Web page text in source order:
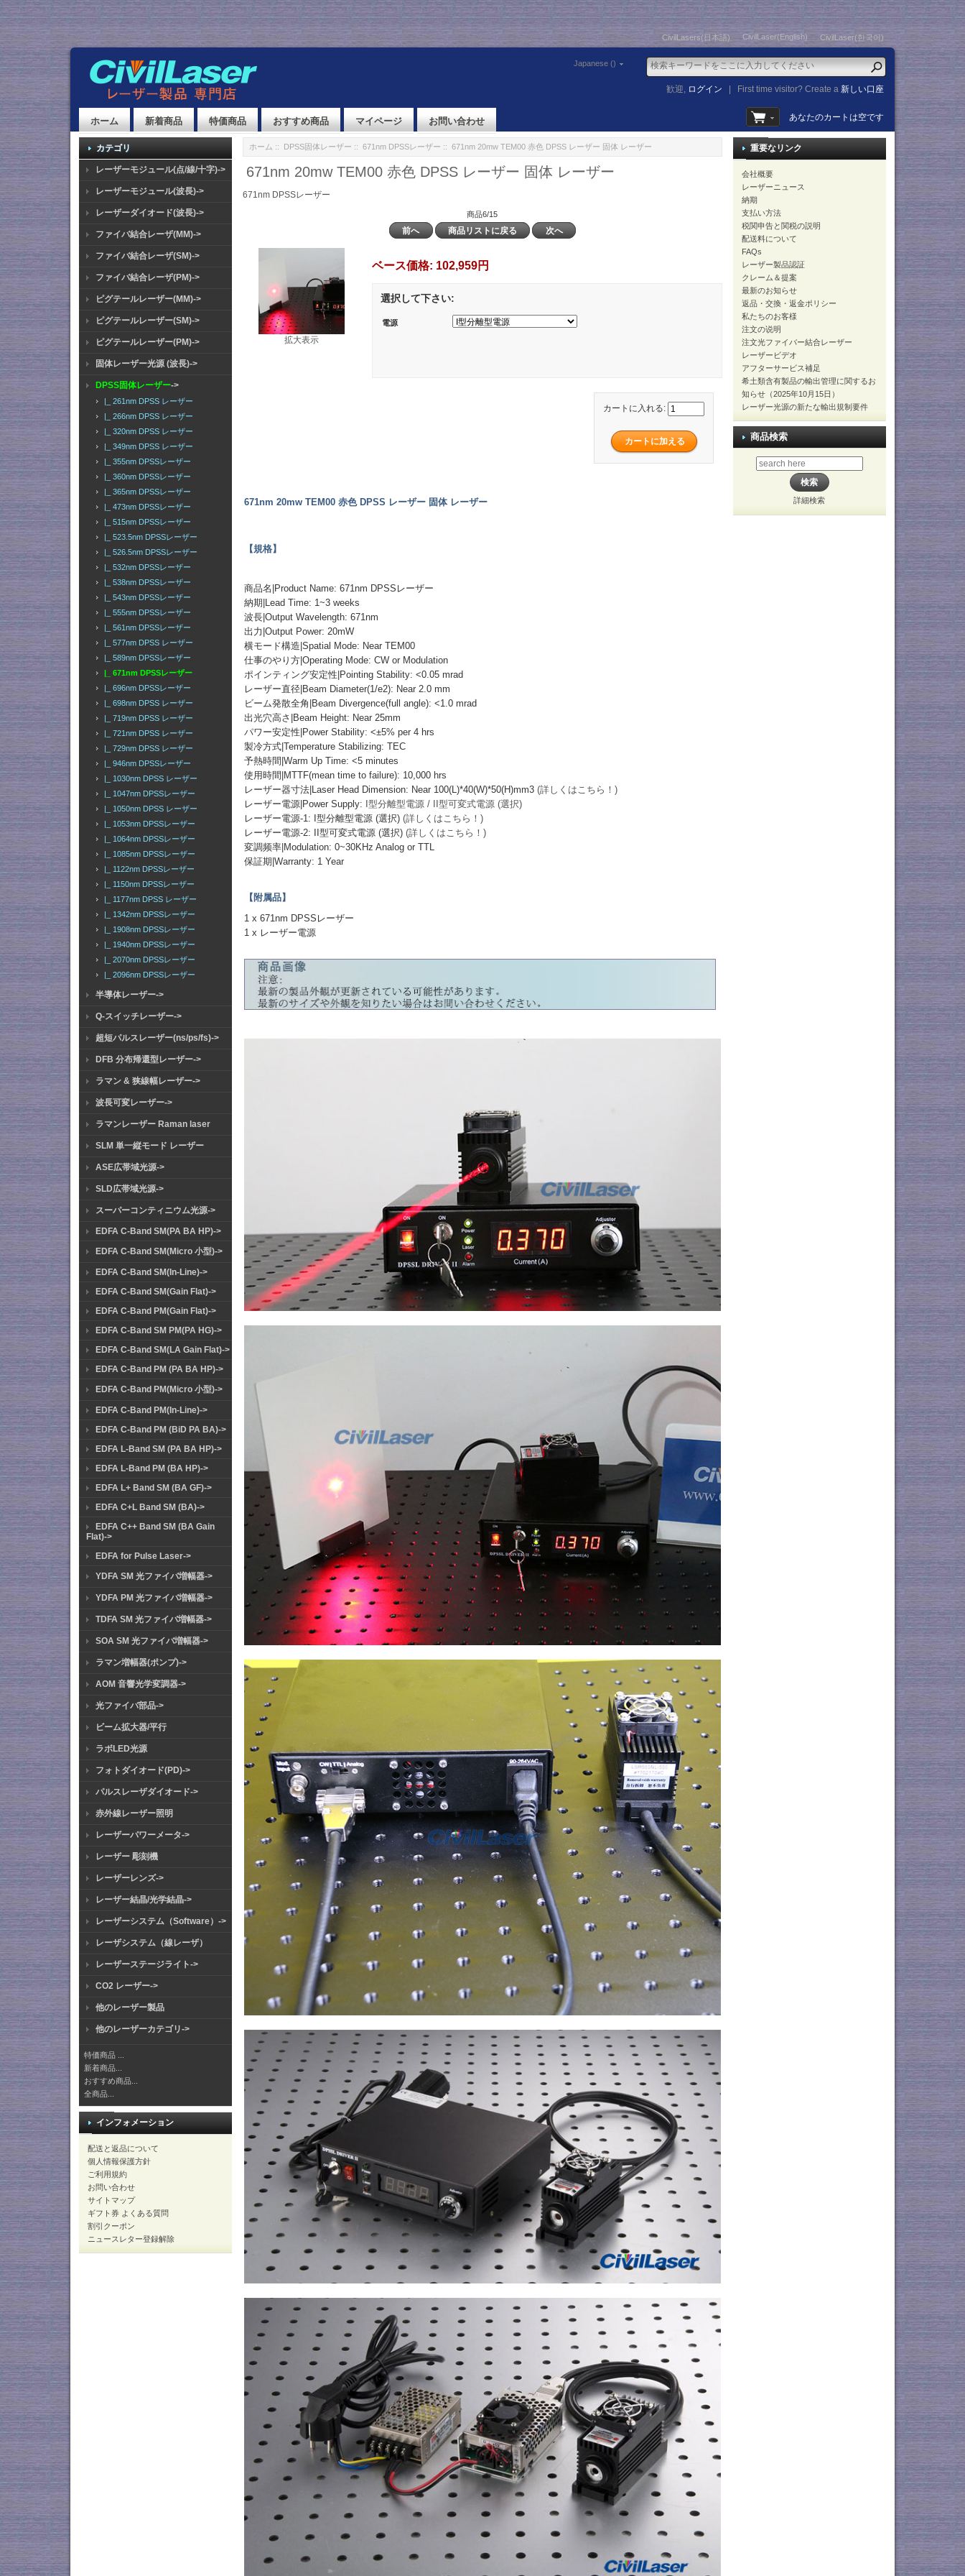
CivilLasers(日本語) CivilLaser(English) CivilLaser(한국어)
Japanese ()
歓迎, ログイン First time visitor? Create a新しい口座
ホーム 新着商品 特価商品 おすすめ商品 マイページ お問い合わせ あなたのカートは空です
カテゴリ
レーザーモジュール(点/線/十字)->
レーザーモジュール(波長)->
レーザーダイオード(波長)->
ファイバ結合レーザ(MM)->
ファイバ結合レーザ(SM)->
ファイバ結合レーザ(PM)->
ピグテールレーザー(MM)->
ピグテールレーザー(SM)->
ピグテールレーザー(PM)->
固体レーザー光源 (波長)->
DPSS固体レーザー->
|_ 261nm DPSS レーザー
|_ 266nm DPSS レーザー
|_ 320nm DPSS レーザー
|_ 349nm DPSS レーザー
|_ 355nm DPSSレーザー
|_ 360nm DPSSレーザー
|_ 365nm DPSSレーザー
|_ 473nm DPSSレーザー
|_ 515nm DPSSレーザー
|_ 523.5nm DPSSレーザー
|_ 526.5nm DPSSレーザー
|_ 532nm DPSSレーザー
|_ 538nm DPSSレーザー
|_ 543nm DPSSレーザー
|_ 555nm DPSSレーザー
|_ 561nm DPSSレーザー
|_ 577nm DPSS レーザー
|_ 589nm DPSSレーザー
|_ 671nm DPSSレーザー
|_ 696nm DPSSレーザー
|_ 698nm DPSS レーザー
|_ 719nm DPSS レーザー
|_ 721nm DPSS レーザー
|_ 729nm DPSS レーザー
|_ 946nm DPSSレーザー
|_ 1030nm DPSS レーザー
|_ 1047nm DPSSレーザー
|_ 1050nm DPSS レーザー
|_ 1053nm DPSSレーザー
|_ 1064nm DPSSレーザー
|_ 1085nm DPSSレーザー
|_ 1122nm DPSSレーザー
|_ 1150nm DPSSレーザー
|_ 1177nm DPSS レーザー
|_ 1342nm DPSSレーザー
|_ 1908nm DPSSレーザー
|_ 1940nm DPSSレーザー
|_ 2070nm DPSSレーザー
|_ 2096nm DPSSレーザー
半導体レーザー->
Q-スイッチレーザー->
超短パルスレーザー(ns/ps/fs)->
DFB 分布帰還型レーザー->
ラマン & 狭線幅レーザー->
波長可変レーザー->
ラマンレーザー Raman laser
SLM 単一縦モード レーザー
ASE広帯域光源->
SLD広帯域光源->
スーパーコンティニウム光源->
EDFA C-Band SM(PA BA HP)->
EDFA C-Band SM(Micro 小型)->
EDFA C-Band SM(In-Line)->
EDFA C-Band SM(Gain Flat)->
EDFA C-Band PM(Gain Flat)->
EDFA C-Band SM PM(PA HG)->
EDFA C-Band SM(LA Gain Flat)->
EDFA C-Band PM (PA BA HP)->
EDFA C-Band PM(Micro 小型)->
EDFA C-Band PM(In-Line)->
EDFA C-Band PM (BiD PA BA)->
EDFA L-Band SM (PA BA HP)->
EDFA L-Band PM (BA HP)->
EDFA L+ Band SM (BA GF)->
EDFA C+L Band SM (BA)->
EDFA C++ Band SM (BA Gain
Flat)->
EDFA for Pulse Laser->
YDFA SM 光ファイバ増幅器->
YDFA PM 光ファイバ増幅器->
TDFA SM 光ファイバ増幅器->
SOA SM 光ファイバ増幅器->
ラマン増幅器(ポンプ)->
AOM 音響光学変調器->
光ファイバ部品->
ビーム拡大器/平行
ラボLED光源
フォトダイオード(PD)->
パルスレーザダイオード->
赤外線レーザー照明
レーザーパワーメータ->
レーザー 彫刻機
レーザーレンズ->
レーザー結晶/光学結晶->
レーザーシステム（Software）->
レーザシステム（線レーザ）
レーザーステージライト->
CO2 レーザー->
他のレーザー製品
他のレーザーカテゴリ->
特価商品 ...
新着商品...
おすすめ商品...
全商品...
インフォメーション
配送と返品について
個人情報保護方針
ご利用規約
お問い合わせ
サイトマップ
ギフト券 よくある質問
割引クーポン
ニュースレター登録解除
ホーム :: DPSS固体レーザー :: 671nm DPSSレーザー :: 671nm 20mw TEM00 赤色 DPSS レーザー 固体 レーザー
671nm 20mw TEM00 赤色 DPSS レーザー 固体 レーザー
671nm DPSSレーザー
商品6/15
前へ 商品リストに戻る 次へ
拡大表示
ベース価格: 102,959円
選択して下さい:
電源
カートに入れる:
671nm 20mw TEM00 赤色 DPSS レーザー 固体 レーザー
【規格】
商品名|Product Name: 671nm DPSSレーザー
納期|Lead Time: 1~3 weeks
波長|Output Wavelength: 671nm
出力|Output Power: 20mW
横モード構造|Spatial Mode: Near TEM00
仕事のやり方|Operating Mode: CW or Modulation
ポインティング安定性|Pointing Stability: <0.05 mrad
レーザー直径|Beam Diameter(1/e2): Near 2.0 mm
ビーム発散全角|Beam Divergence(full angle): <1.0 mrad
出光穴高さ|Beam Height: Near 25mm
パワー安定性|Power Stability: <±5% per 4 hrs
製冷方式|Temperature Stabilizing: TEC
予熱時間|Warm Up Time: <5 minutes
使用時間|MTTF(mean time to failure): 10,000 hrs
レーザー器寸法|Laser Head Dimension: Near 100(L)*40(W)*50(H)mm3(詳しくはこちら！)
レーザー電源|Power Supply: I型分離型電源 / II型可変式電源 (選択)
レーザー電源-1: I型分離型電源 (選択)(詳しくはこちら！)
レーザー電源-2: II型可変式電源 (選択)(詳しくはこちら！)
変調频率|Modulation: 0~30KHz Analog or TTL
保証期|Warranty: 1 Year
【附属品】
1 x 671nm DPSSレーザー
1 x レーザー電源
重要なリンク
会社概要
レーザーニュース
納期
支払い方法
税関申告と関税の説明
配送料について
FAQs
レーザー製品認証
クレーム＆提案
最新のお知らせ
返品・交換・返金ポリシー
私たちのお客様
注文の说明
注文光ファイバー結合レーザー
レーザービデオ
アフターサービス補足
希土類含有製品の輸出管理に関するお
知らせ（2025年10月15日）
レーザー光源の新たな輸出規制要件
商品検索
詳細検索